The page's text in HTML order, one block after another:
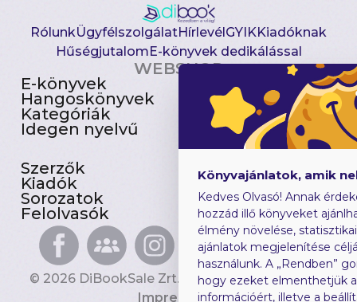
RólunkÜgyfélszolgálatHírlevélGYIKKiadóknak
HűségjutalomE-könyvek dedikálással
WEBSHOP
E-könyvek
Hangoskönyvek
Kategóriák
Idegen nyelvű
Csomagajánlatok
Akciósak
Előjegyezhetők
Újdonságok
Szerzők
Kiadók
Sorozatok
Felolvasók
Gyerekkönyvek
Heti toplista
Ajándékutalvány
Blog
© 2026 DiBookSale Zrt. Minden jog fenntartva.
Impresszum
Könyvajánlatok, amik
Kedves Olvasó! Annak
hozzád illő könyveket
élmény növelése,
ajánlatok megjelenítése
használunk. A „Rendben”
hogy ezeket elmenthetjük
információért, illetve a